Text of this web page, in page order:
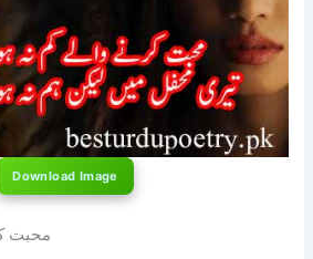
Download Image
محبت